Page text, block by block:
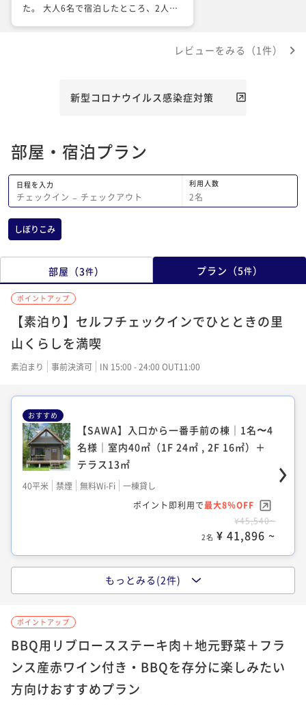
た。 大人6名で宿泊したところ、2人分
見える景色など、 春の八ヶ岳の魅力を
レビューをみる（1件）
新型コロナウイルス感染症対策
部屋・宿泊プラン
日程を入力
チェックイン − チェックアウト
利用人数
2名
しぼりこみ
部屋 （3件） プラン （5件）
ポイントアップ
【素泊り】セルフチェックインでひとときの里
山くらしを満喫
素泊まり 事前決済可 IN 15:00 - 24:00 OUT11:00
おすすめ
【SAWA】入口から一番手前の棟｜1名〜4
名様｜室内40㎡（1F 24㎡ , 2F 16㎡）＋
テラス13㎡
40平米 禁煙 無料Wi-Fi
一棟貸し
ポイント即利用で最大8％OFF
¥45,540~
2名 ¥ 41,896 ~
【YAMA】入口から一番奥の棟｜1名〜6名
64平米 禁煙 無料Wi-Fi
一棟貸し
ポイント即利用で最大8％OFF
もっとみる(2件)
ポイントアップ
BBQ用リブロースステーキ肉＋地元野菜＋フラ
ンス産赤ワイン付き・BBQを存分に楽しみたい
方向けおすすめプラン